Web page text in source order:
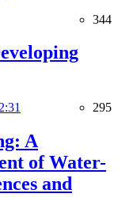
344
295
A
of Water-
and